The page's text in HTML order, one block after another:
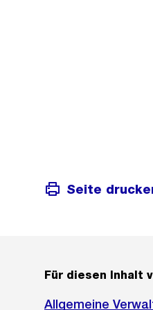
Seite
Für diesen Inhalt
Allgemeine